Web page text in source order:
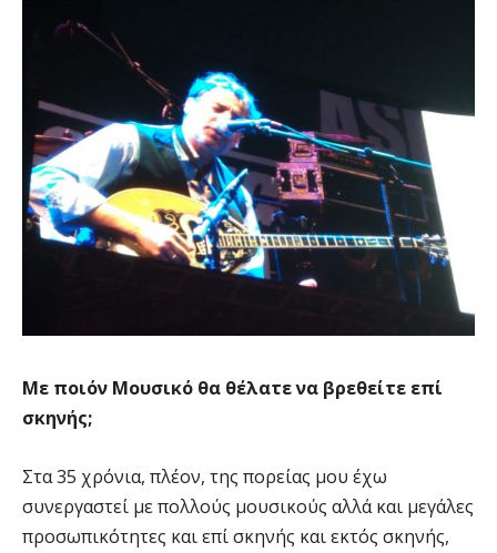
Με ποιόν Μουσικό θα θέλατε να βρεθείτε επί
σκηνής;
Στα 35 χρόνια, πλέον, της πορείας μου έχω
συνεργαστεί με πολλούς μουσικούς αλλά και μεγάλες
προσωπικότητες και επί σκηνής και εκτός σκηνής,